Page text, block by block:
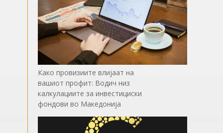
Како провизиите влијаат на
вашиот профит: Водич низ
калкулациите за инвестициски
фондови во Mакедонија